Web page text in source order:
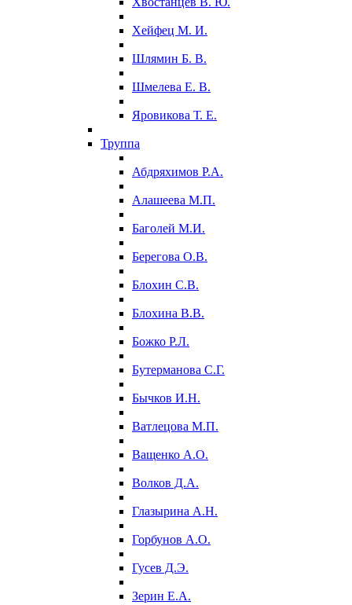
Хейфец М. И.
Шлямин Б. В.
Шмелева Е. В.
Яровикова Т. Е.
Труппа
Абдряхимов Р.А.
Алашеева М.П.
Баголей М.И.
Берегова О.В.
Блохин С.В.
Блохина В.В.
Божко Р.Л.
Бутерманова С.Г.
Бычков И.Н.
Ватлецова М.П.
Ващенко А.О.
Волков Д.А.
Глазырина А.Н.
Горбунов А.О.
Гусев Д.Э.
Зерин Е.А.